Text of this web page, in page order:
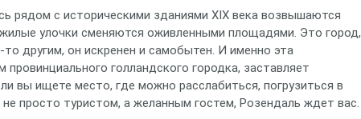
рядом с историческими зданиями XIX века возвышаются
улочки сменяются оживленными площадями. Это город,
другим, он искренен и самобытен. И именно эта
голландского городка, заставляет
вы ищете место, где можно расслабиться, погрузиться в
просто туристом, а желанным гостем, Розендаль ждет вас.